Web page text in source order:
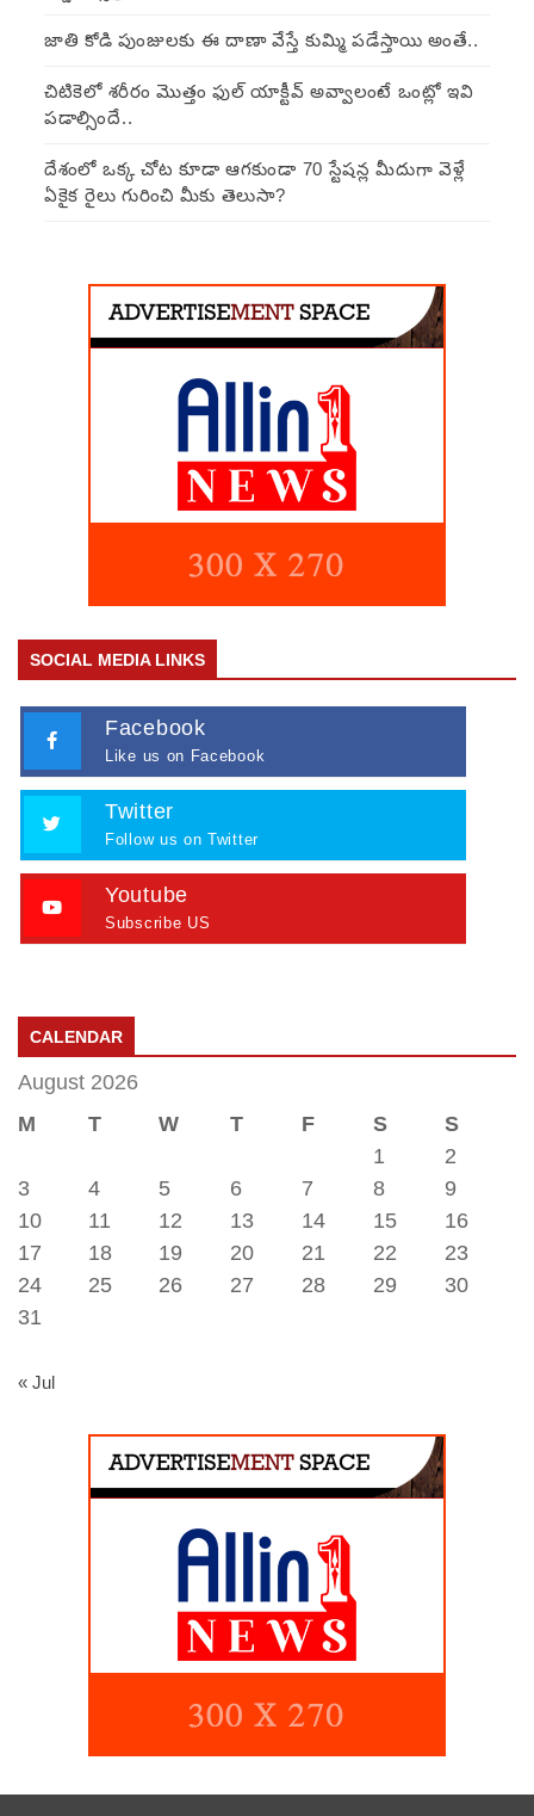
జాతి కోడి పుంజులకు ఈ దాణా వేస్తే కుమ్మి పడేస్తాయి అంతే..
చిటికెలో శరీరం మొత్తం ఫుల్ యాక్టీవ్ అవ్వాలంటే ఒంట్లో ఇవి
పడాల్సిందే..
దేశంలో ఒక్క చోట కూడా ఆగకుండా 70 స్టేషన్ల మీదుగా వెళ్లే
ఏకైక రైలు గురించి మీకు తెలుసా?
SOCIAL MEDIA LINKS
Facebook
Like us on Facebook
Twitter
Follow us on Twitter
Youtube
Subscribe US
CALENDAR
August 2026
M
T W T F S
S
1
2
3
4 5 6 7 8
9
10
11 12 13 14 15
16
17
18 19 20 21 22
23
24
25 26 27 28 29
30
31
« Jul